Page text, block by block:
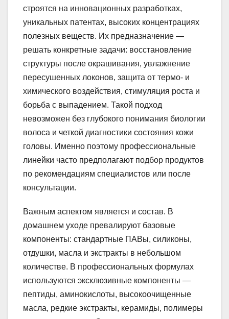
строятся на инновационных разработках,
уникальных патентах, высоких концентрациях
полезных веществ. Их предназначение —
решать конкретные задачи: восстановление
структуры после окрашивания, увлажнение
пересушенных локонов, защита от термо- и
химического воздействия, стимуляция роста и
борьба с выпадением. Такой подход
невозможен без глубокого понимания биологии
волоса и четкой диагностики состояния кожи
головы. Именно поэтому профессиональные
линейки часто предполагают подбор продуктов
по рекомендациям специалистов или после
консультации.
Важным аспектом является и состав. В
домашнем уходе превалируют базовые
компоненты: стандартные ПАВы, силиконы,
отдушки, масла и экстракты в небольшом
количестве. В профессиональных формулах
используются эксклюзивные компоненты —
пептиды, аминокислоты, высокоочищенные
масла, редкие экстракты, керамиды, полимеры